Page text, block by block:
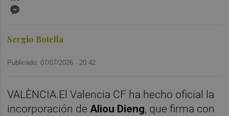
Sergio Botella
Publicado: 07/07/2026 · 20:42
VALÈNCIA.El Valencia CF ha hecho oficial la
incorporación de Aliou Dieng, que firma con